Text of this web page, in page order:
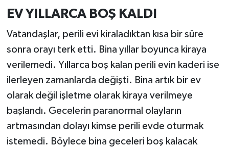
EV YILLARCA BOŞ KALDI
Vatandaşlar, perili evi kiraladıktan kısa bir süre
sonra orayı terk etti. Bina yıllar boyunca kiraya
verilemedi. Yıllarca boş kalan perili evin kaderi ise
ilerleyen zamanlarda değişti. Bina artık bir ev
olarak değil işletme olarak kiraya verilmeye
başlandı. Gecelerin paranormal olayların
artmasından dolayı kimse perili evde oturmak
istemedi. Böylece bina geceleri boş kalacak